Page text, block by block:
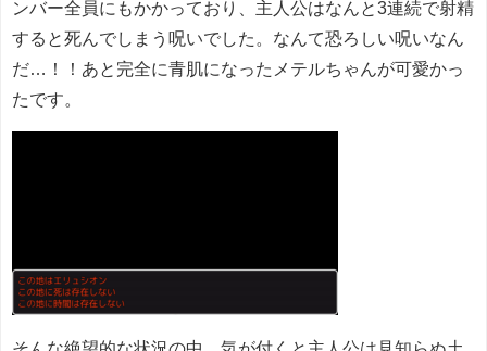
ンバー全員にもかかっており、主人公はなんと3連続で射精
すると死んでしまう呪いでした。なんて恐ろしい呪いなん
だ…！！あと完全に青肌になったメテルちゃんが可愛かっ
たです。